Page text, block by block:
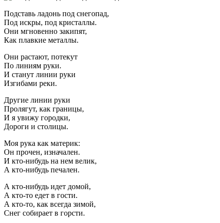
Подставь ладонь под снегопад,
Под искры, под кристаллы.
Они мгновенно закипят,
Как плавкие металлы.
Они растают, потекут
По линиям руки.
И станут линии руки
Изгибами реки.
Другие линии руки
Пролягут, как границы,
И я увижу городки,
Дороги и столицы.
Моя рука как материк:
Он прочен, изначален.
И кто-нибудь на нем велик,
А кто-нибудь печален.
А кто-нибудь идет домой,
А кто-то едет в гости.
А кто-то, как всегда зимой,
Снег собирает в горсти.